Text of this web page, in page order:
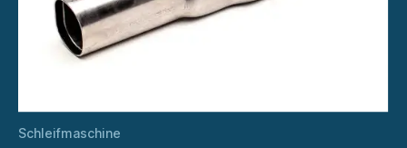
Schleifmaschine